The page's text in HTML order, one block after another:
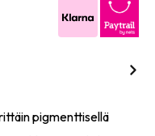
pigmenttisellä